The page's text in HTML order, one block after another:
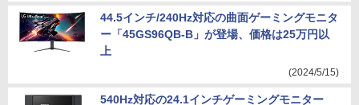
44.5インチ/240Hz対応の曲面ゲーミングモニタ
ー「45GS96QB-B」が登場、価格は25万円以
上
(2024/5/15)
540Hz対応の24.1インチゲーミングモニター